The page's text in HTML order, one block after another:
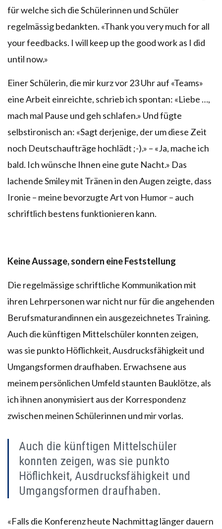
für welche sich die Schülerinnen und Schüler
regelmässig bedankten. «Thank you very much for all
your feedbacks. I will keep up the good work as I did
until now.»
Einer Schülerin, die mir kurz vor 23 Uhr auf «Teams»
eine Arbeit einreichte, schrieb ich spontan: «Liebe …,
mach mal Pause und geh schlafen.» Und fügte
selbstironisch an: «Sagt derjenige, der um diese Zeit
noch Deutschaufträge hochlädt ;-).» – «Ja, mache ich
bald. Ich wünsche Ihnen eine gute Nacht.» Das
lachende Smiley mit Tränen in den Augen zeigte, dass
Ironie – meine bevorzugte Art von Humor – auch
schriftlich bestens funktionieren kann.
Keine Aussage, sondern eine Feststellung
Die regelmässige schriftliche Kommunikation mit
ihren Lehrpersonen war nicht nur für die angehenden
Berufsmaturandinnen ein ausgezeichnetes Training.
Auch die künftigen Mittelschüler konnten zeigen,
was sie punkto Höflichkeit, Ausdrucksfähigkeit und
Umgangsformen draufhaben. Erwachsene aus
meinem persönlichen Umfeld staunten Bauklötze, als
ich ihnen anonymisiert aus der Korrespondenz
zwischen meinen Schülerinnen und mir vorlas.
Auch die künftigen Mittelschüler
konnten zeigen, was sie punkto
Höflichkeit, Ausdrucksfähigkeit und
Umgangsformen draufhaben.
«Falls die Konferenz heute Nachmittag länger dauern